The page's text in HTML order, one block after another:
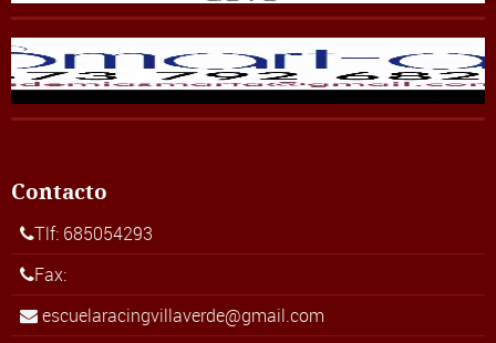
Contacto
Tlf: 685054293
Fax:
escuelaracingvillaverde@gmail.com